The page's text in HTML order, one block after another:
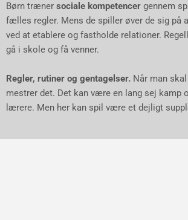
Børn træner sociale kompetencer gennem
fælles regler. Mens de spiller øver de sig på
ved at etablere og fastholde relationer.
gå i skole og få venner.
Regler, rutiner og gentagelser. Når man
mestrer det. Det kan være en lang sej
lærere. Men her kan spil være et dejligt